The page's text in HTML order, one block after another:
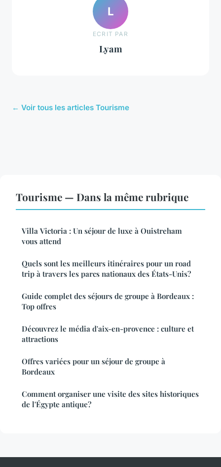
L
ECRIT PAR
Lyam
← Voir tous les articles Tourisme
Tourisme — Dans la même rubrique
Villa Victoria : Un séjour de luxe à Ouistreham
vous attend
Quels sont les meilleurs itinéraires pour un road
trip à travers les parcs nationaux des États-Unis?
Guide complet des séjours de groupe à Bordeaux :
Top offres
Découvrez le média d'aix-en-provence : culture et
attractions
Offres variées pour un séjour de groupe à
Bordeaux
Comment organiser une visite des sites historiques
de l'Égypte antique?